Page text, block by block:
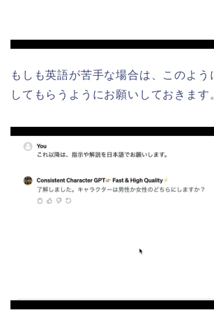
もしも英語が苦手な場合は、このよう
してもらうようにお願いしておきます